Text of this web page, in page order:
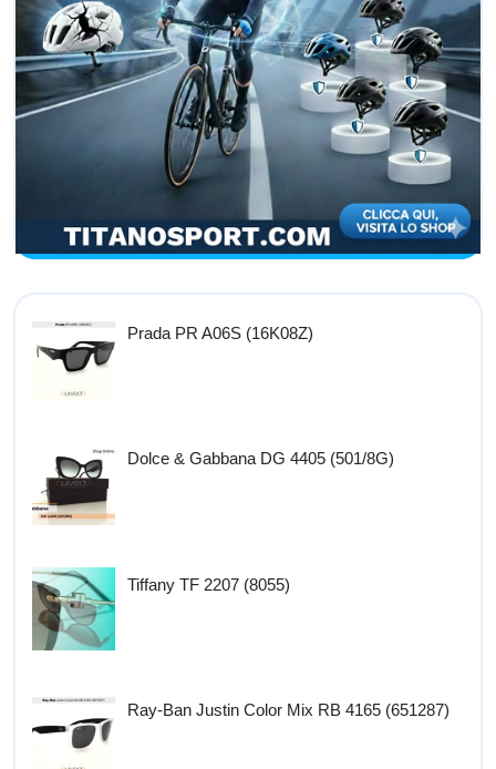
Prada PR A06S (16K08Z)
Dolce & Gabbana DG 4405 (501/8G)
Tiffany TF 2207 (8055)
Ray-Ban Justin Color Mix RB 4165 (651287)